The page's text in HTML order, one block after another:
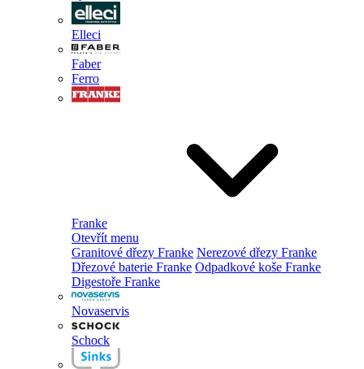
Elleci
Faber
Ferro
Franke
Otevřít menu
Granitové dřezy Franke Nerezové dřezy Franke
Dřezové baterie Franke Odpadkové koše Franke
Digestoře Franke
Novaservis
Schock